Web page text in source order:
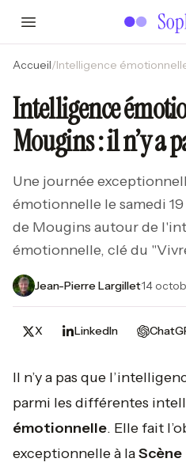
Accueil/
Intelligence
Mougins : il n’y a
Une journée
émotionnelle le samedi
de Mougins autour de
émotionnelle, clé du
Jean-Pierre Largillet·14
X LinkedIn
Il n’y a pas que
parmi les différentes
émotionnelle. Elle fait
exceptionnelle à laScène